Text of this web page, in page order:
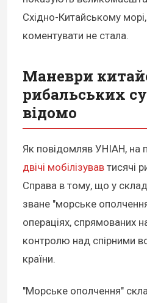
Східно-Китайському
коментувати не стала.
Маневри
рибальських
відомо
Як повідомляв УНІАН, на
двічі мобілізував тисячі
Справа в тому, що у
зване "морське
операціях, спрямованих
контролю над спірними
країни.
"Морське ополчення"